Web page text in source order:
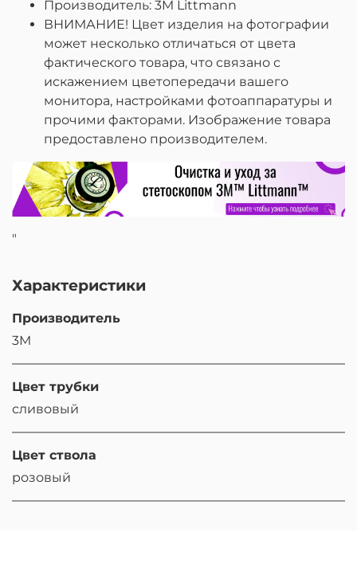
Производитель: 3M Littmann
ВНИМАНИЕ! Цвет изделия на фотографии
может несколько отличаться от цвета
фактического товара, что связано с
искажением цветопередачи вашего
монитора, настройками фотоаппаратуры и
прочими факторами. Изображение товара
предоставлено производителем.
"
Характеристики
Производитель
3M
Цвет трубки
сливовый
Цвет ствола
розовый